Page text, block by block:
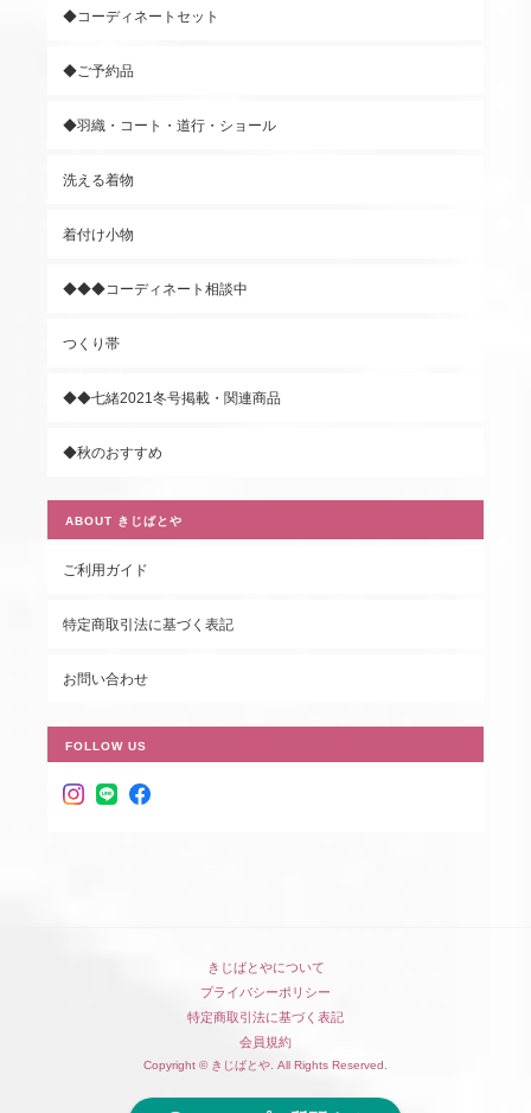
◆コーディネートセット
◆ご予約品
◆羽織・コート・道行・ショール
洗える着物
着付け小物
◆◆◆コーディネート相談中
つくり帯
◆◆七緒2021冬号掲載・関連商品
◆秋のおすすめ
ABOUT きじばとや
ご利用ガイド
特定商取引法に基づく表記
お問い合わせ
FOLLOW US
きじばとやについて
プライバシーポリシー
特定商取引法に基づく表記
会員規約
Copyright © きじばとや. All Rights Reserved.